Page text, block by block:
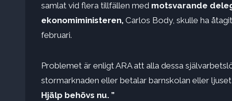
samlat vid flera tillfällen med motsvarande
ekonomiministeren, Carlos Body, skulle ha
februari.
Problemet är enligt ARA att alla dessa
stormarknaden eller betalar barnskolan eller
Hjälp behövs nu. ”